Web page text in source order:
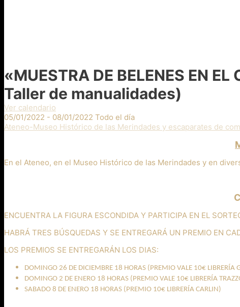
«MUESTRA DE BELENES EN
Taller de manualidades)
Ver calendario
05/01/2022 - 08/01/2022 Todo el día
Ateneo-Museo Histórico de las Merindades y escaparates de
En el Ateneo, en el Museo Histórico de las Merindades y en
ENCUENTRA LA FIGURA ESCONDIDA Y PARTICIPA EN EL
HABRÁ TRES BÚSQUEDAS Y SE ENTREGARÁ UN PREMIO EN
LOS PREMIOS SE ENTREGARÁN LOS DIAS:
DOMINGO 26 DE DICIEMBRE 18 HORAS (PREMIO VALE 10€ LIBRERÍA
DOMINGO 2 DE ENERO 18 HORAS (PREMIO VALE 10€ LIBRERÍA
SABADO 8 DE ENERO 18 HORAS (PREMIO 10€ LIBRERÍA CARLIN)